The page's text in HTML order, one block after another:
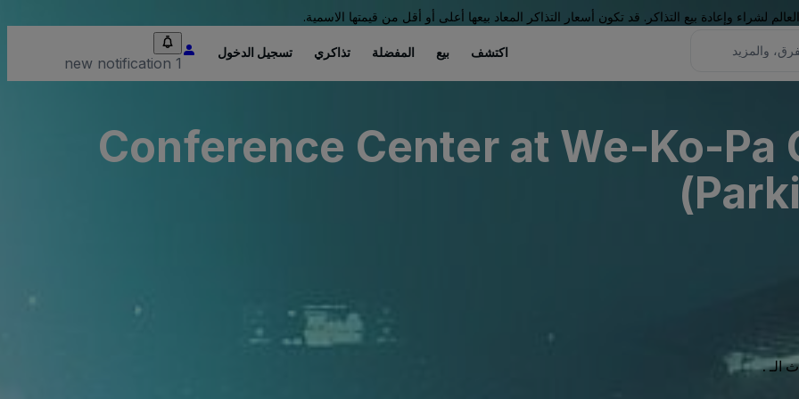
لشراء وإعادة بيع التذاكر. قد تكون أسعار التذاكر المعاد بيعها أعلى أو أقل من قيمتها الاسمية.
اكتشف بيع المفضلة تذاكري تسجيل الدخول
1 new notification
Conference Center at We-Ko-Pa
الـ .